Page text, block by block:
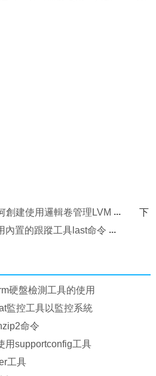
創建使用邏輯卷管理LVM
下
內置的跟蹤工具last命令
硬盤檢測工具的使用
監控工具以監控系統
命令
用supportconfig工具
工具